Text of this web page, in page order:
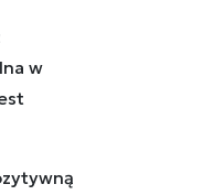
w